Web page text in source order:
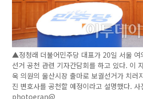
▲정청래 더불어민주당 대표가 20일 서울 여
선거 공천 관련 기자간담회를 하고 있다. 이
욱 의원의 울산시장 출마로 보궐선거가 치러
진 변호사를 공천할 예정이라고 설명했다.
photoeran@